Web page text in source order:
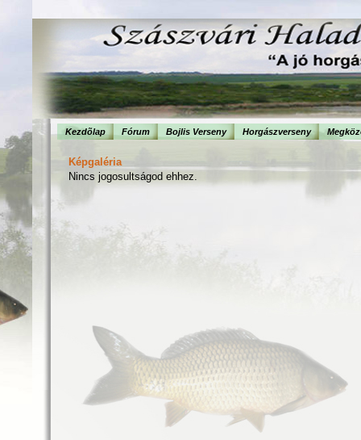
Kezdõlap Fórum Bojlis Verseny Horgászverseny
Képgaléria
Nincs jogosultságod ehhez.